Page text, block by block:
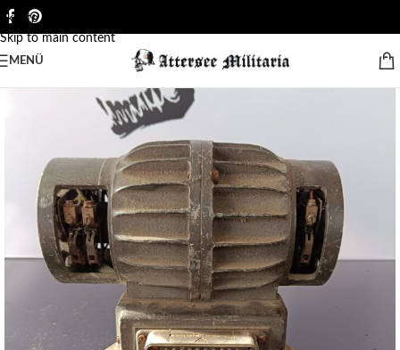
Skip to navigation
Skip to main content
MENÜ